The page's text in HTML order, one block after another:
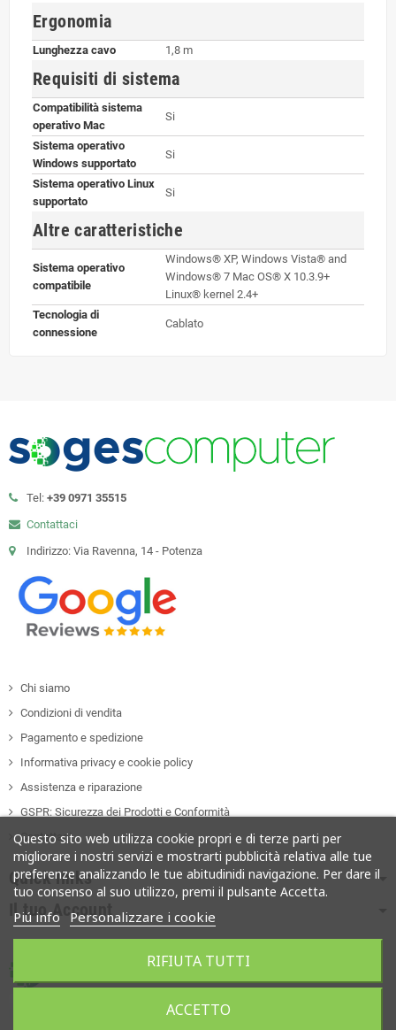
Ergonomia
Lunghezza cavo 1,8 m
Requisiti di sistema
Compatibilità sistema
operativo Mac
Si
Sistema operativo
Windows supportato
Si
Sistema operativo Linux
supportato
Si
Altre caratteristiche
Sistema operativo
compatibile
Windows® XP, Windows Vista® and
Windows® 7 Mac OS® X 10.3.9+
Linux® kernel 2.4+
Tecnologia di
connessione
Cablato
Tel: +39 0971 35515
Contattaci
Indirizzo: Via Ravenna, 14 - Potenza
Chi siamo
Condizioni di vendita
Pagamento e spedizione
Informativa privacy e cookie policy
Assistenza e riparazione
GSPR: Sicurezza dei Prodotti e Conformità
Contattaci
Quick links
Il tuo Account
Questo sito web utilizza cookie propri e di terze parti per
migliorare i nostri servizi e mostrarti pubblicità relativa alle tue
preferenze analizzando le tue abitudinidi navigazione. Per dare il
tuo consenso al suo utilizzo, premi il pulsante Accetta.
Piú info Personalizzare i cookie
RIFIUTA TUTTI
ACCETTO
Soges Computer • Partita iva 01177330766